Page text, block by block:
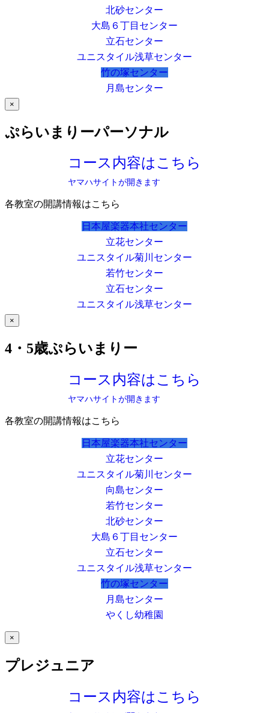
北砂センター
大島６丁目センター
立石センター
ユニスタイル浅草センター
竹の塚センター
月島センター
×
ぷらいまりーパーソナル
コース内容はこちら
ヤマハサイトが開きます
各教室の開講情報はこちら
日本屋楽器本社センター
立花センター
ユニスタイル菊川センター
若竹センター
立石センター
ユニスタイル浅草センター
×
4・5歳ぷらいまりー
コース内容はこちら
ヤマハサイトが開きます
各教室の開講情報はこちら
日本屋楽器本社センター
立花センター
ユニスタイル菊川センター
向島センター
若竹センター
北砂センター
大島６丁目センター
立石センター
ユニスタイル浅草センター
竹の塚センター
月島センター
やくし幼稚園
×
プレジュニア
コース内容はこちら